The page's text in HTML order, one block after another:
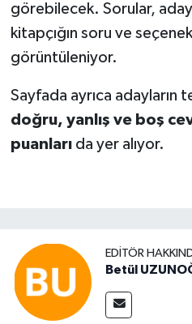
görebilecek. Sorular,
kitapçığın soru ve
görüntüleniyor.
Sayfada ayrıca
doğru, yanlış ve boş
puanlarıda yer alıyor.
EDITÖR
Betül